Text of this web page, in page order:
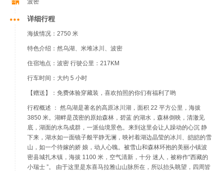
详细行程
海拔情况：2750 米
特色介绍：然乌湖、米堆冰川、波密
住宿地点：波密 行驶公里：217KM
行车时间：大约 5 小时
【赠送】：免费体验穿藏装，喜欢拍照的你们有福利了哟
行程概述 ： 然乌湖是著名的高原冰川湖，面积 22 平方公里，海拔
3850 米。湖畔是茂密的原始森林，碧蓝 的湖水，森林倒映，清澈见
底，湖面的水鸟成群，一派仙境景色。来到这里会让人躁动的心沉 静
下来，湖水如一面镜子般平静无澜，映衬着湖边晶莹的冰川、皑皑的雪
山，如一个待嫁的娇 娘，动人心魄。被雪山和森林环抱的美丽小镇波
密县城扎木镇，海拔 1100 米，空气清新，十分 迷人，被称作“西藏的
小瑞士 ”。 由于这里是东喜马拉雅山山脉所在，所以抬头眺望，四周皆